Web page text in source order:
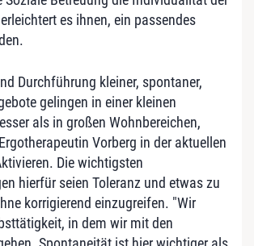
es ihnen, ein passendes
Durchführung kleiner, spontaner,
gelingen in einer kleinen
als in großen Wohnbereichen,
Vorberg in der aktuellen
Die wichtigsten
hierfür seien Toleranz und etwas zu
korrigierend einzugreifen. "Wir
in dem wir mit den